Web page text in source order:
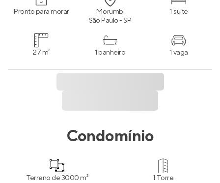
Pronto para morar Morumbi
São Paulo - SP
1 suíte
27 m² 1 banheiro 1 vaga
Condomínio
Terreno de 3000 m² 1 Torre